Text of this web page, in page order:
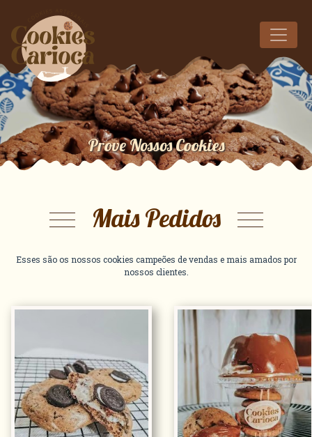
Prove Nossos Cookies
Mais Pedidos
Esses são os nossos cookies campeões de vendas e mais amados por
nossos clientes.